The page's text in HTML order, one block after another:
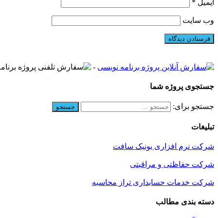
ایمیل *
وب‌ سایت
-
جستجوی پروژه شما
جستجو برای:
تبلیغات
شرکت نرم افزاری یونیک سافت
شرکت حفاظتی و مراقبتی
شرکت خدمات حسابداری تراز محاسبه
دسته بندی مطالب